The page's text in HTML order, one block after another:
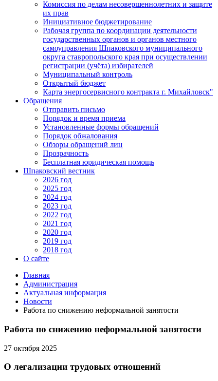
Комиссия по делам несовершеннолетних и защите
их прав
Инициативное бюджетирование
Рабочая группа по координации деятельности
государственных органов и органов местного
самоуправления Шпаковского муниципального
округа ставропольского края при осуществлении
регистрации (учёта) избирателей
Муниципальный контроль
Открытый бюджет
Карта энергосервисного контракта г. Михайловск"
Обращения
Отправить письмо
Порядок и время приема
Установленные формы обращений
Порядок обжалования
Обзоры обращений лиц
Прозрачность
Бесплатная юридическая помощь
Шпаковский вестник
2026 год
2025 год
2024 год
2023 год
2022 год
2021 год
2020 год
2019 год
2018 год
О сайте
Главная
Администрация
Актуальная информация
Новости
Работа по снижению неформальной занятости
Работа по снижению неформальной занятости
27 октября 2025
О легализации трудовых отношений